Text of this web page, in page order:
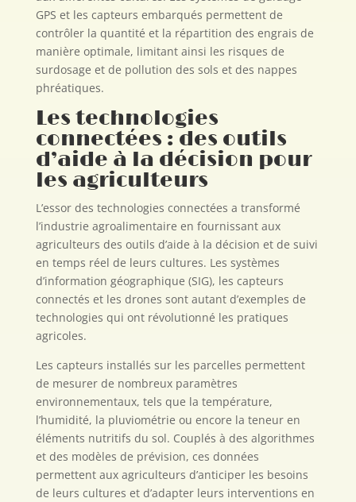
GPS et les capteurs embarqués permettent de
contrôler la quantité et la répartition des engrais de
manière optimale, limitant ainsi les risques de
surdosage et de pollution des sols et des nappes
phréatiques.
Les technologies
connectées : des outils
d’aide à la décision pour
les agriculteurs
L’essor des technologies connectées a transformé
l’industrie agroalimentaire en fournissant aux
agriculteurs des outils d’aide à la décision et de suivi
en temps réel de leurs cultures. Les systèmes
d’information géographique (SIG), les capteurs
connectés et les drones sont autant d’exemples de
technologies qui ont révolutionné les pratiques
agricoles.
Les capteurs installés sur les parcelles permettent
de mesurer de nombreux paramètres
environnementaux, tels que la température,
l’humidité, la pluviométrie ou encore la teneur en
éléments nutritifs du sol. Couplés à des algorithmes
et des modèles de prévision, ces données
permettent aux agriculteurs d’anticiper les besoins
de leurs cultures et d’adapter leurs interventions en